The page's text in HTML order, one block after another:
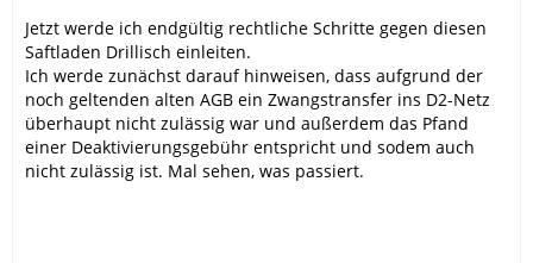
Jetzt werde ich endgültig rechtliche Schritte gegen diesen
Saftladen Drillisch einleiten.
Ich werde zunächst darauf hinweisen, dass aufgrund der
noch geltenden alten AGB ein Zwangstransfer ins D2-Netz
überhaupt nicht zulässig war und außerdem das Pfand
einer Deaktivierungsgebühr entspricht und sodem auch
nicht zulässig ist. Mal sehen, was passiert.